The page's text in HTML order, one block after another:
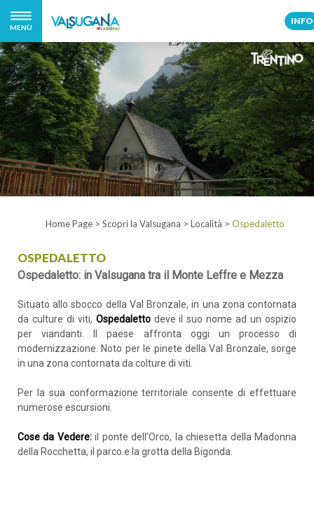
MENÙ
INFO
Home Page > Scopri la Valsugana > Località > Ospedaletto
OSPEDALETTO
Ospedaletto: in Valsugana tra il Monte Leffre e Mezza
Situato allo sbocco della Val Bronzale, in una zona contornata
da culture di viti, Ospedaletto deve il suo nome ad un ospizio
per viandanti. Il paese affronta oggi un processo di
modernizzazione. Noto per le pinete della Val Bronzale, sorge
in una zona contornata da colture di viti.
Per la sua conformazione territoriale consente di effettuare
numerose escursioni.
Cose da Vedere:il ponte dell’Orco, la chiesetta della Madonna
della Rocchetta, il parco e la grotta della Bigonda.